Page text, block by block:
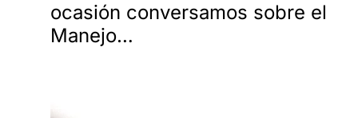
ocasión conversamos sobre el
Manejo…